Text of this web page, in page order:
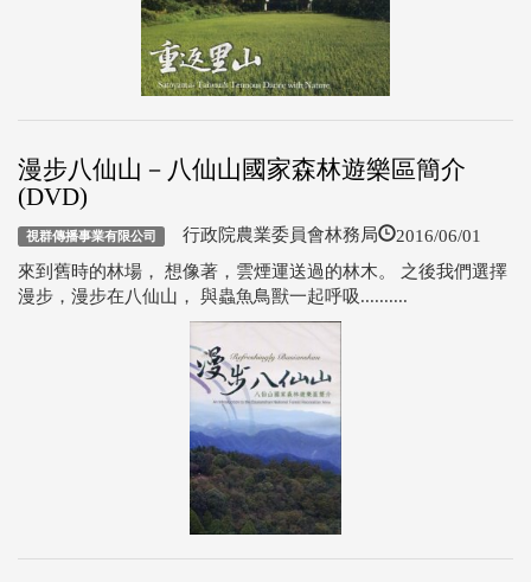
漫步八仙山－八仙山國家森林遊樂區簡介
(DVD)
視群傳播事業有限公司 行政院農業委員會林務局 2016/06/01
來到舊時的林場， 想像著，雲煙運送過的林木。 之後我們選擇
漫步，漫步在八仙山， 與蟲魚鳥獸一起呼吸..........